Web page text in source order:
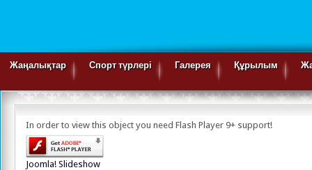
Жаңалықтар Спорт түрлері Галерея Құрылым
In order to view this object you need Flash Player 9+ support!
Joomla! Slideshow
Альпинизм
Асық ату
Бодибилдинг
Бүркітші
Керлинг